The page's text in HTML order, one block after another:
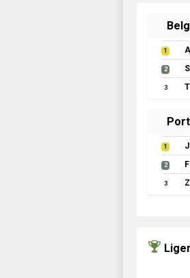
1
2
3
1
2
3